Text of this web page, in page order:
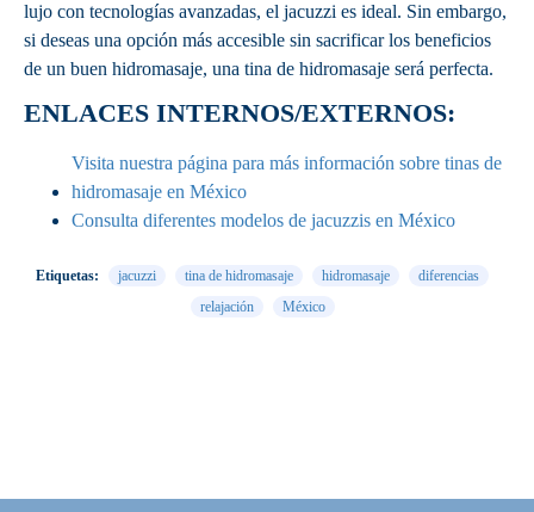
lujo con tecnologías avanzadas, el jacuzzi es ideal. Sin embargo,
si deseas una opción más accesible sin sacrificar los beneficios
de un buen hidromasaje, una tina de hidromasaje será perfecta.
ENLACES INTERNOS/EXTERNOS:
Visita nuestra página para más información sobre tinas de
hidromasaje en México
Consulta diferentes modelos de jacuzzis en México
Etiquetas: jacuzzi tina de hidromasaje hidromasaje
diferencias
relajación
México